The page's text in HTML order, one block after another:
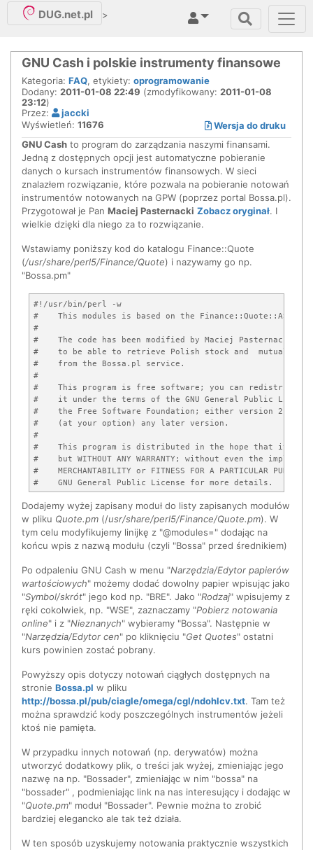
DUG.net.pl >
GNU Cash i polskie instrumenty finansowe
Kategoria: FAQ, etykiety: oprogramowanie
Dodany: 2011-01-08 22:49 (zmodyfikowany: 2011-01-08
23:12)
Przez:
jaccki
Wersja do druku
Wyświetleń: 11676
GNU Cash to program do zarządzania naszymi finansami.
Jedną z dostępnych opcji jest automatyczne pobieranie
danych o kursach instrumentów finansowych. W sieci
znalazłem rozwiązanie, które pozwala na pobieranie notowań
instrumentów notowanych na GPW (poprzez portal Bossa.pl).
Przygotował je Pan Maciej Pasternacki Zobacz oryginał. I
wielkie dzięki dla niego za to rozwiązanie.
Wstawiamy poniższy kod do katalogu Finance::Quote
(/usr/share/perl5/Finance/Quote) i nazywamy go np.
"Bossa.pm"
#!/usr/bin/perl -w
#    This modules is based on the Finance::Quote::ASEGR
#
#    The code has been modified by Maciej Pasternacki
#    to be able to retrieve Polish stock and  mutual
#    from the Bossa.pl service.
#
#    This program is free software; you can redistribute
#    it under the terms of the GNU General Public
#    the Free Software Foundation; either version 2 of
#    (at your option) any later version.
#
#    This program is distributed in the hope that it
#    but WITHOUT ANY WARRANTY; without even the implied
#    MERCHANTABILITY or FITNESS FOR A PARTICULAR
#    GNU General Public License for more details.
#
#    You should have received a copy of the GNU General
#    along with this program; if not, write to the Free
#    Foundation, Inc., 59 Temple Place - Suite 330,
#    02111-1307, USA
require 5.005;
use strict;
package Finance::Quote::Bossa;
use vars qw($VERSION $NDOHLCV_URL);
use LWP::UserAgent;
$VERSION='0.1';
my $NDOHLCV_URL = 'http://bossa.pl/pub/ciagle/omega/
                       bossa => \&bossa,
                       europe => \&bossa); }
{
my @labels = qw/name date isodate open high low
    sub labels { return (poland => \@labels,
                 bossa => \@labels,
                 europe => \@labels); }
Dodajemy wyżej zapisany moduł do listy zapisanych modułów
w pliku Quote.pm (/usr/share/perl5/Finance/Quote.pm). W
tym celu modyfikujemy linijkę z "@modules=" dodając na
końcu wpis z nazwą modułu (czyli "Bossa" przed średnikiem)
Po odpaleniu GNU Cash w menu "Narzędzia/Edytor papierów
wartościowych" możemy dodać dowolny papier wpisując jako
"Symbol/skrót" jego kod np. "BRE". Jako "Rodzaj" wpisujemy z
ręki cokolwiek, np. "WSE", zaznaczamy "Pobierz notowania
online" i z "Nieznanych" wybieramy "Bossa". Następnie w
"Narzędzia/Edytor cen" po kliknięciu "Get Quotes" ostatni
kurs powinien zostać pobrany.
Powyższy opis dotyczy notowań ciągłych dostępnych na
stronie Bossa.pl w pliku
http://bossa.pl/pub/ciagle/omega/cgl/ndohlcv.txt. Tam też
można sprawdzić kody poszczególnych instrumentów jeżeli
ktoś nie pamięta.
W przypadku innych notowań (np. derywatów) można
utworzyć dodatkowy plik, o treści jak wyżej, zmieniając jego
nazwę na np. "Bossader", zmieniając w nim "bossa" na
"bossader" , podmieniając link na nas interesujący i dodając w
"Quote.pm" moduł "Bossader". Pewnie można to zrobić
bardziej elegancko ale tak też działa.
W ten sposób uzyskujemy notowania praktycznie wszystkich